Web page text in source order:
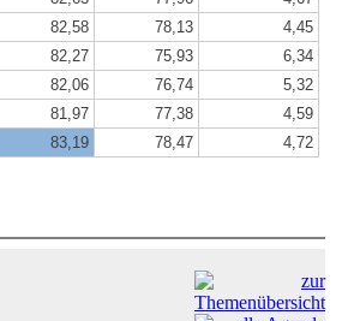
82,58 78,13
4,45
82,27 75,93
6,34
82,06 76,74
5,32
81,97 77,38
4,59
83,19 78,47 4,72